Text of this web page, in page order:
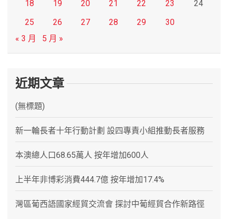
18 19 20 21 22 23
24
25
26 27 28 29
30
« 3 月
5 月 »
近期文章
(無標題)
新一輪長者十年行動計劃 設四專責小組推動長者服務
本澳總人口68.65萬人 按年增加600人
上半年非博彩消費444.7億 按年增加17.4%
灣區葡西語國家經貿交流會 探討中葡經貿合作新路徑